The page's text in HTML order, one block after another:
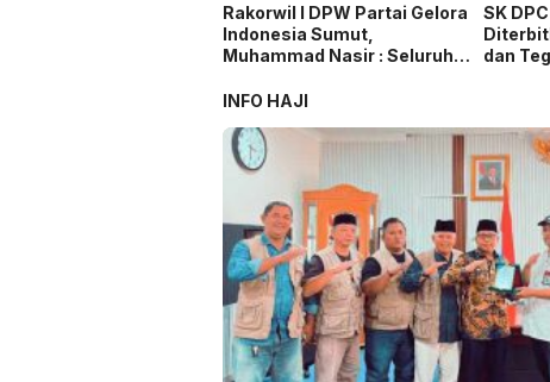
Rakorwil I DPW Partai Gelora
Indonesia Sumut,
Muhammad Nasir : Seluruh
Berideologisasi, Militan dan
SK
dan
INFO HAJI